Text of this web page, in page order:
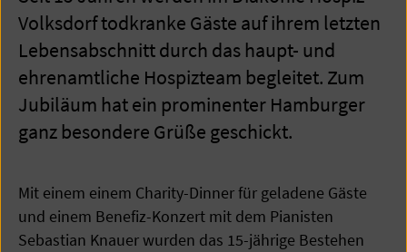
Volksdorf todkranke Gäste auf ihrem letzten
Lebensabschnitt durch das haupt- und
ehrenamtliche Hospizteam begleitet. Zum
Jubiläum hat ein prominenter Hamburger
ganz besondere Grüße geschickt.
Mit einem einem Charity-Dinner für geladene Gäste
und einem Benefiz-Konzert mit dem Pianisten
Sebastian Knauer wurden das 15-jährige Bestehen